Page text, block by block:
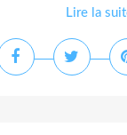
Lire la